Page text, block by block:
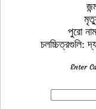
পুরো
চলচ্চিত্রগুলি:
Enter